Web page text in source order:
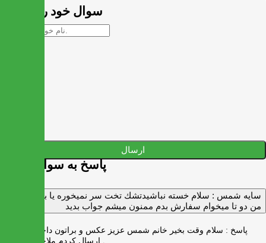
سوال خود را بپرسید
ارسال
پاسخ به سوالات شما
سايه شمس : سلام خسته نباشيدتشك تخت سر نميخوره يا برنميگرده
من دو تا ميخوام سفارش بدم ممنون ميشم جواب بديد
پاسخ : سلام وقت بخیر خانم شمس عزیز عکس و براتون داخل واتس اپ